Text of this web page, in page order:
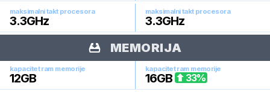
maksimalni takt procesora
3.3GHz
maksimalni takt procesora
3.3GHz
MEMORIJA
kapacitet ram memorije
12GB
kapacitet ram memorije
16GB 33%